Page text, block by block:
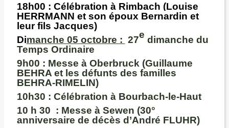
18h00 : Célébration à Rimbach (Louise
HERRMANN et son époux Bernardin et
leur fils Jacques)
Dimanche 05 octobre : 27e dimanche du
Temps Ordinaire
9h00 : Messe à Oberbruck (Guillaume
BEHRA et les défunts des familles
BEHRA-RIMELIN)
10h30 : Célébration à Bourbach-le-Haut
10 h 30 : Messe à Sewen (30°
anniversaire de décès d’André FLUHR)